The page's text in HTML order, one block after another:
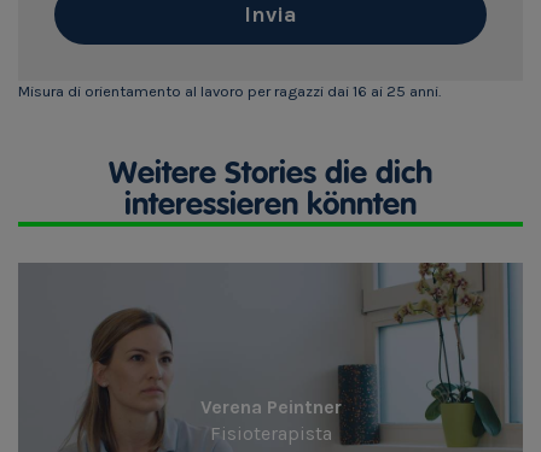
Invia
Misura di orientamento al lavoro per ragazzi dai 16 ai 25 anni.
Weitere Stories die dich
interessieren könnten
Verena Peintner
Fisioterapista